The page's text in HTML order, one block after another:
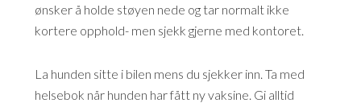
ønsker å holde støyen nede og tar normalt ikke
kortere opphold- men sjekk gjerne med kontoret.
La hunden sitte i bilen mens du sjekker inn. Ta med
helsebok når hunden har fått ny vaksine. Gi alltid